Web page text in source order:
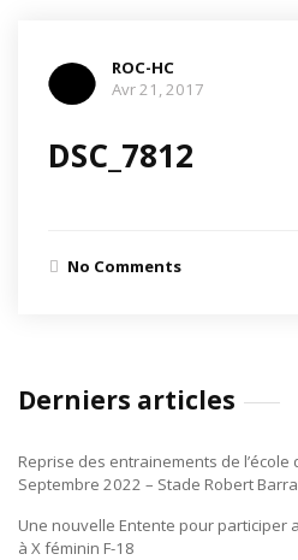
ROC-HC
Avr 21, 2017
DSC_7812
No Comments
Derniers articles
Reprise des entrainements de l’école
Septembre 2022 – Stade Robert
Une nouvelle Entente pour participer
à X féminin F-18